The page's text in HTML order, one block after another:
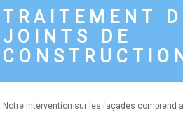
TRAITEMENT
JOINTS DE
CONSTRUCTION
Notre intervention sur les façades comprend